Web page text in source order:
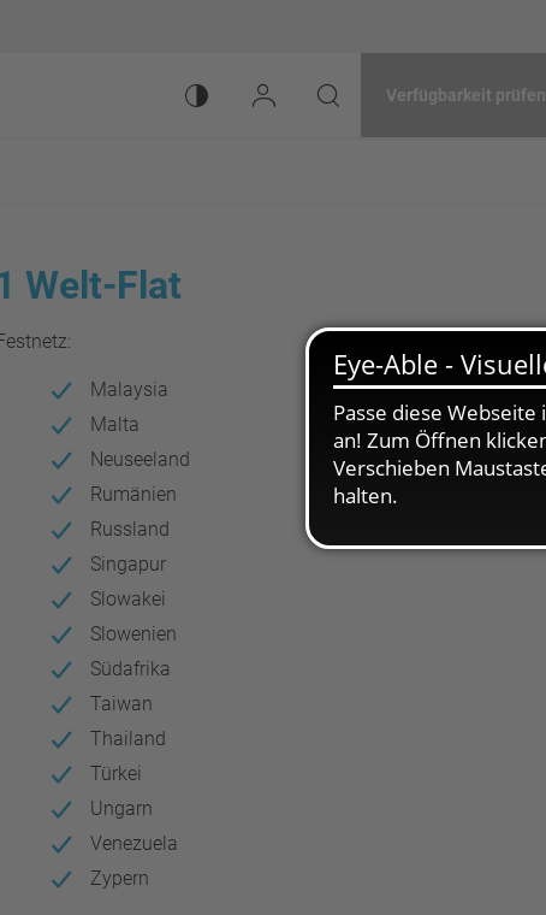
Hauptnavigation
Kontrastmodus umschalten
Benutzer-Menü öffnen
Suche öffnenVerfügbarkeit prüfen
Welt-Flat
Malaysia
Malta
Neuseeland
Rumänien
Russland
Singapur
Slowakei
Slowenien
Südafrika
Taiwan
Thailand
Türkei
Ungarn
Venezuela
Zypern